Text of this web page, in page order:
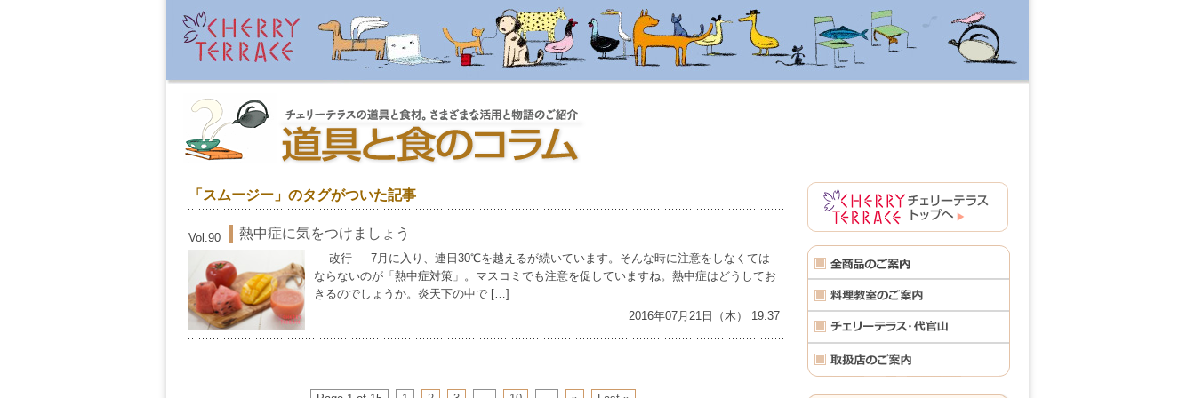
「スムージー」のタグがついた記事
Vol.90 熱中症に気をつけましょう
— 改行 — 7月に入り、連日30℃を越えるが続いています。そんな時に注意をしなくては
ならないのが「熱中症対策」。マスコミでも注意を促していますね。熱中症はどうしてお
きるのでしょうか。炎天下の中で […]
2016年07月21日（木） 19:37